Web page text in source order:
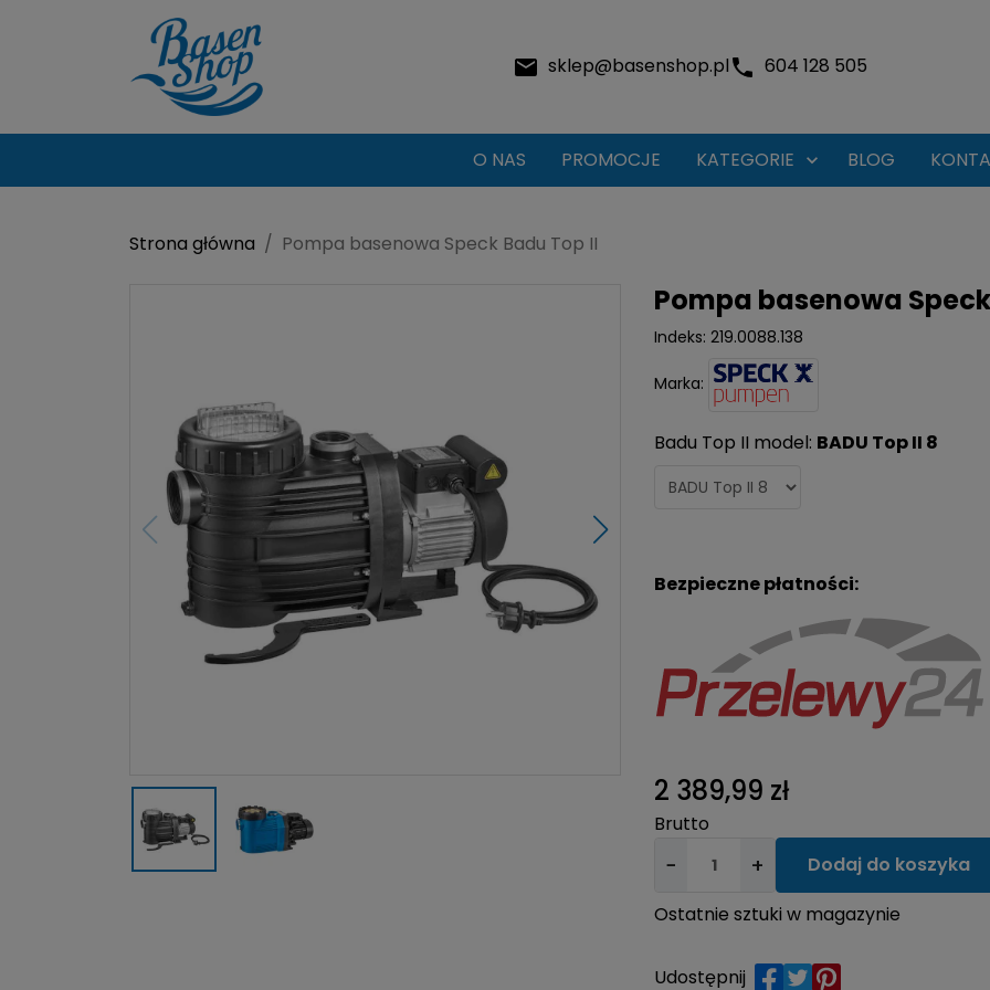
sklep@basenshop.pl 604 128 505
O NAS PROMOCJE KATEGORIE  BLOG
Strona główna Pompa basenowa Speck Badu Top II
Pompa basenowa
Indeks: 219.0088.138
Marka:
Badu Top II model: BADU Top II 8
Bezpieczne płatności:
2 389,99 zł
Brutto
− + Dodaj do koszyka
Ostatnie sztuki w magazynie
Udostępnij